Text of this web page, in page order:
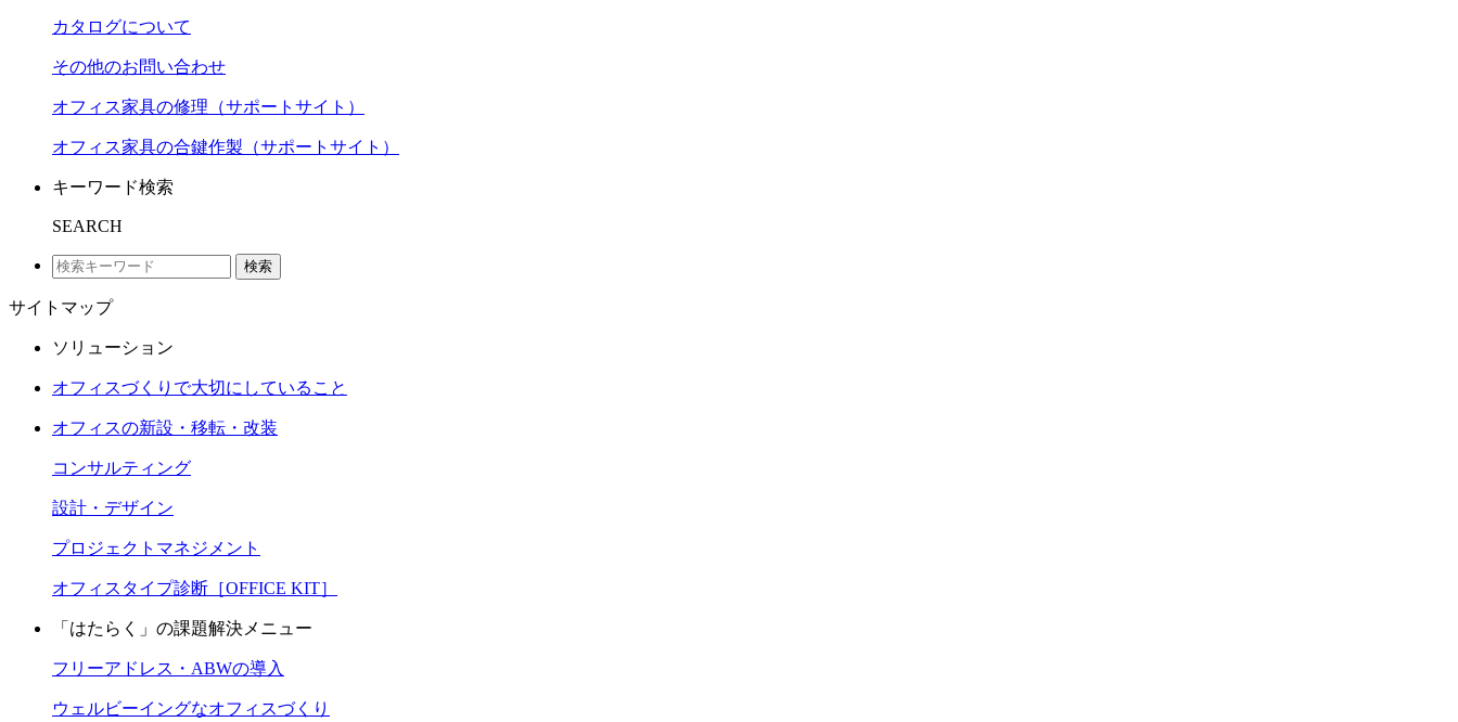
カタログについて
その他のお問い合わせ
オフィス家具の修理（サポートサイト）
オフィス家具の合鍵作製（サポートサイト）
キーワード検索
SEARCH
検索
サイトマップ
ソリューション
オフィスづくりで大切にしていること
オフィスの新設・移転・改装
コンサルティング
設計・デザイン
プロジェクトマネジメント
オフィスタイプ診断［OFFICE KIT］
「はたらく」の課題解決メニュー
フリーアドレス・ABWの導入
ウェルビーイングなオフィスづくり